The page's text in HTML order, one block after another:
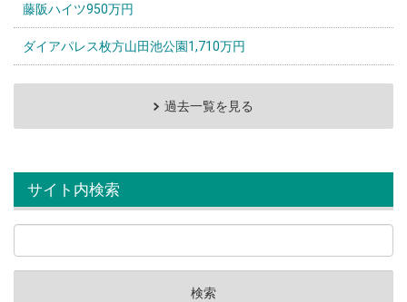
藤阪ハイツ950万円
ダイアパレス枚方山田池公園1,710万円
過去一覧を見る
サイト内検索